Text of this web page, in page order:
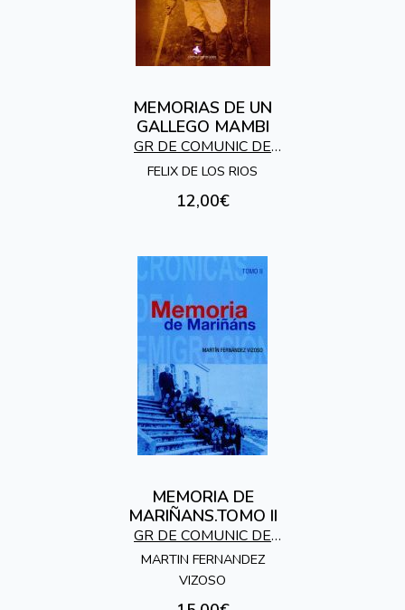
MEMORIAS DE UN
GALLEGO MAMBI
GR DE COMUNIC DE
GALICIA EN EL MUNDO
FELIX DE LOS RIOS
12,00€
MEMORIA DE
MARIÑANS.TOMO II
GR DE COMUNIC DE
GALICIA EN EL MUNDO
MARTIN FERNANDEZ
VIZOSO